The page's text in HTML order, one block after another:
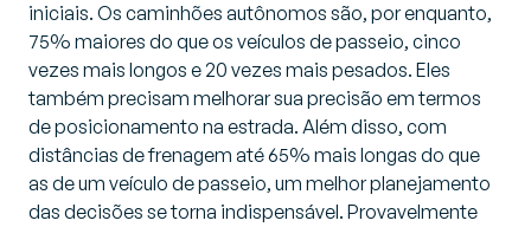
iniciais. Os caminhões autônomos são, por enquanto,
75% maiores do que os veículos de passeio, cinco
vezes mais longos e 20 vezes mais pesados. Eles
também precisam melhorar sua precisão em termos
de posicionamento na estrada. Além disso, com
distâncias de frenagem até 65% mais longas do que
as de um veículo de passeio, um melhor planejamento
das decisões se torna indispensável. Provavelmente